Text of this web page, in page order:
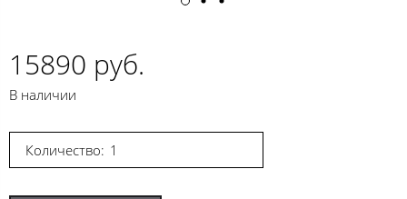
15890 руб.
В наличии
Количество: